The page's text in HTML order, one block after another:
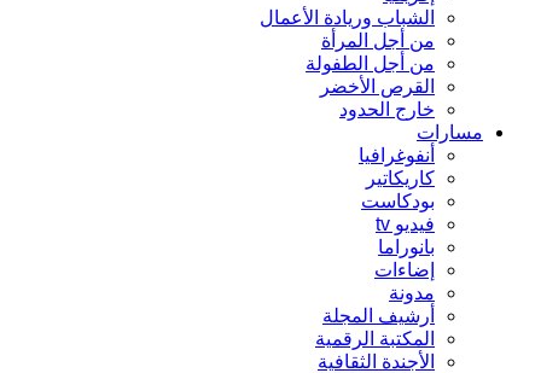
الشباب وريادة الأعمال
من أجل المرأة
من أجل الطفولة
القرص الأخضر
خارج الحدود
مسارات
أنفوغرافيا
كاريكاتير
بودكاست
فيديو tv
بانوراما
إضاءات
مدونة
أرشيف المجلة
المكتبة الرقمية
الأجندة الثقافية